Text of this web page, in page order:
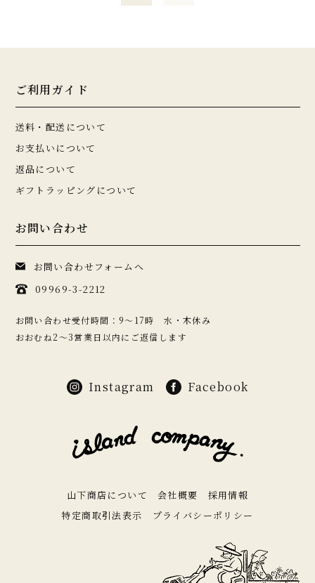
ご利用ガイド
送料・配送について
お支払いについて
返品について
ギフトラッピングについて
お問い合わせ
お問い合わせフォームへ
09969-3-2212
お問い合わせ受付時間：9〜17時 水・木休み
おおむね2〜3営業日以内にご返信します
Instagram Facebook
山下商店について 会社概要
採用情報
特定商取引法表示
プライバシーポリシー